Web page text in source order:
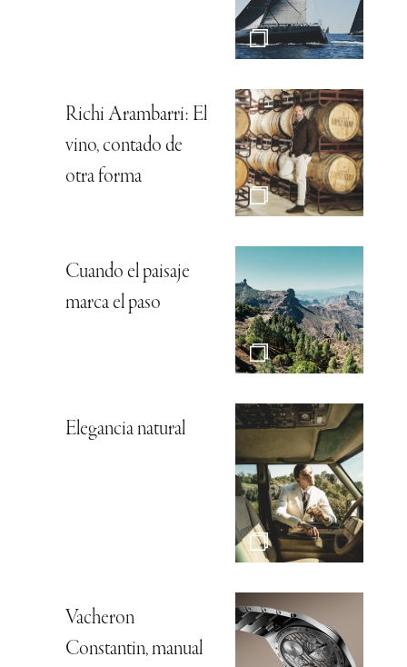
Richi Arambarri: El
vino, contado de
otra forma
Cuando el paisaje
marca el paso
Elegancia natural
Vacheron
Constantin, manual